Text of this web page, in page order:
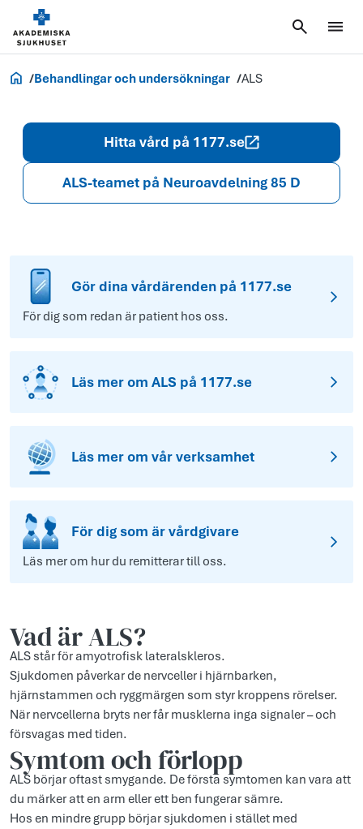
Akademiska.se
Behandlingar och undersökningar ALS
Hitta vård på 1177.se
ALS-teamet på Neuroavdelning 85 D
Gör dina vårdärenden på 1177.se
För dig som redan är patient hos oss.
Läs mer om ALS på 1177.se
Läs mer om vår verksamhet
För dig som är vårdgivare
Läs mer om hur du remitterar till oss.
Vad är ALS?
ALS står för amyotrofisk lateralskleros.
Sjukdomen påverkar de nervceller i hjärnbarken,
hjärnstammen och ryggmärgen som styr kroppens rörelser.
När nervcellerna bryts ner får musklerna inga signaler – och
försvagas med tiden.
Symtom och förlopp
ALS börjar oftast smygande. De första symtomen kan vara att
du märker att en arm eller ett ben fungerar sämre.
Hos en mindre grupp börjar sjukdomen i stället med